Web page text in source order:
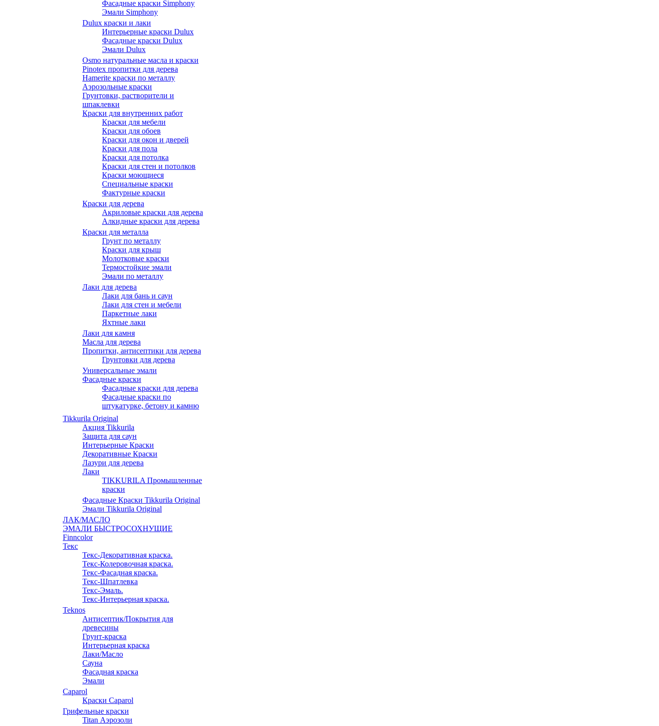
Фасадные краски Simphony
Эмали Simphony
Dulux краски и лаки
Интерьерные краски Dulux
Фасадные краски Dulux
Эмали Dulux
Osmo натуральные масла и краски
Pinotex пропитки для дерева
Hamerite краски по металлу
Аэрозольные краски
Грунтовки, растворители и
шпаклевки
Краски для внутренних работ
Краски для мебели
Краски для обоев
Краски для окон и дверей
Краски для пола
Краски для потолка
Краски для стен и потолков
Краски моющиеся
Специальные краски
Фактурные краски
Краски для дерева
Акриловые краски для дерева
Алкидные краски для дерева
Краски для металла
Грунт по металлу
Краски для крыш
Молотковые краски
Термостойкие эмали
Эмали по металлу
Лаки для дерева
Лаки для бань и саун
Лаки для стен и мебели
Паркетные лаки
Яхтные лаки
Лаки для камня
Масла для дерева
Пропитки, антисептики для дерева
Грунтовки для дерева
Универсальные эмали
Фасадные краски
Фасадные краски для дерева
Фасадные краски по
штукатурке, бетону и камню
Tikkurila Original
Акция Tikkurila
Защита для саун
Интерьерные Краски
Декоративные Краски
Лазури для дерева
Лаки
TIKKURILA Промышленные
краски
Фасадные Краски Tikkurila Original
Эмали Tikkurila Original
ЛАК/МАСЛО
ЭМАЛИ БЫСТРОСОХНУЩИЕ
Finncolor
Текс
Текс-Декоративная краска.
Текс-Колеровочная краска.
Текс-Фасадная краска.
Текс-Шпатлевка
Текс-Эмаль.
Текс-Интерьерная краска.
Teknos
Антисептик/Покрытия для
древесины
Грунт-краска
Интерьерная краска
Лаки/Масло
Сауна
Фасадная краска
Эмали
Caparol
Краски Caparol
Грифельные краски
Titan Аэрозоли